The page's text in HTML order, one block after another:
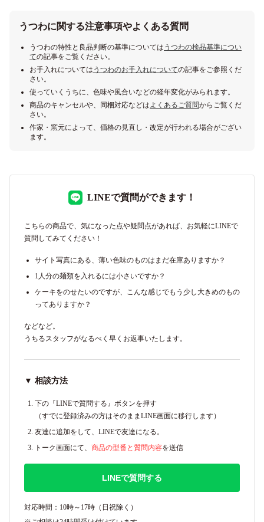
うつわに関する注意事項やよくある質問
うつわの特性と良品判断の基準については うつわの検品基準につい
ての記事をご覧ください。
お手入れについては うつわのお手入れについての記事をご参照くだ
さい。
使っていくうちに、色味や風合いなどの経年変化がみられます。
商品のキャンセルや、同梱対応などはよくあるご質問からご覧くだ
さい。
作家・窯元によって、価格の見直し・改定が行われる場合がござい
ます。
LINEで質問ができます！
こちらの商品で、気になった点や疑問点があれば、お気軽にLINEで
質問してみてください！
サイト写真にある、薄い色味のものはまだ在庫ありますか？
1人分の麺類を入れるには小さいですか？
ケーキをのせたいのですが、こんな感じでもう少し大きめのもの
ってありますか？
などなど。
うちるスタッフがなるべく早くお返事いたします。
▼ 相談方法
下の『LINEで質問する』ボタンを押す
（すでに登録済みの方はそのままLINE画面に移行します）
友達に追加をして、LINEで友達になる。
トーク画面にて、 商品の型番と質問内容を送信
LINEで質問する
対応時間：10時～17時（日祝除く）